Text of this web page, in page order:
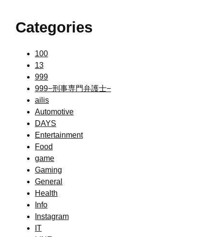
Categories
100
13
999
999−刑事専門弁護士−
ailis
Automotive
DAYS
Entertainment
Food
game
Gaming
General
Health
Info
Instagram
IT